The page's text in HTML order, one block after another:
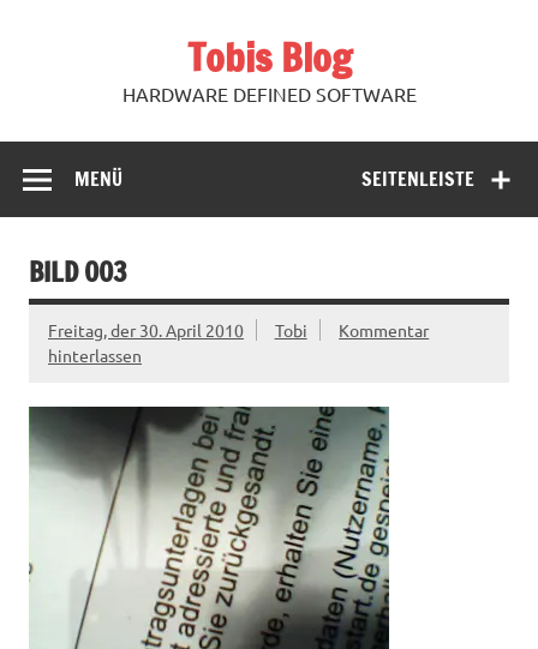
Tobis Blog
HARDWARE DEFINED SOFTWARE
SEITENLEISTE
MENÜ
BILD 003
Freitag, der 30. April 2010 Tobi
Kommentar
hinterlassen